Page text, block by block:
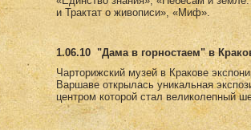
и Трактат о живописи», «Миф».
1.06.10 "Дама в горностаем" в
Чарторижский музей в Кракове
Варшаве открылась уникальная
центром которой стал великолепный